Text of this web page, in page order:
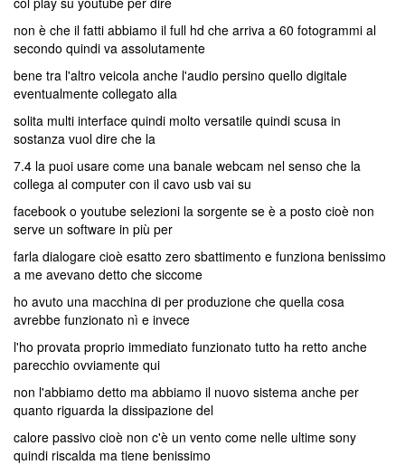
non è che il fatti abbiamo il full hd che arriva a 60 fotogrammi al
secondo quindi va assolutamente
bene tra l'altro veicola anche l'audio persino quello digitale
eventualmente collegato alla
solita multi interface quindi molto versatile quindi scusa in
sostanza vuol dire che la
7.4 la puoi usare come una banale webcam nel senso che la
collega al computer con il cavo usb vai su
facebook o youtube selezioni la sorgente se è a posto cioè non
serve un software in più per
farla dialogare cioè esatto zero sbattimento e funziona benissimo
a me avevano detto che siccome
ho avuto una macchina di per produzione che quella cosa
avrebbe funzionato nì e invece
l'ho provata proprio immediato funzionato tutto ha retto anche
parecchio ovviamente qui
non l'abbiamo detto ma abbiamo il nuovo sistema anche per
quanto riguarda la dissipazione del
calore passivo cioè non c'è un vento come nelle ultime sony
quindi riscalda ma tiene benissimo